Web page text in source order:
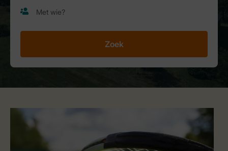
Zoek